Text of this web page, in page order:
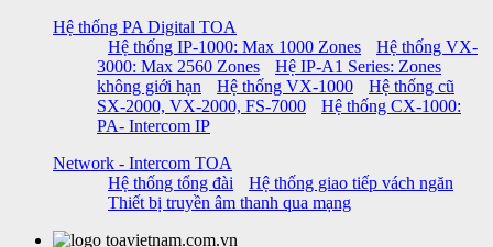
Hệ thống PA Digital TOA
Hệ thống IP-1000: Max 1000 Zones
Hệ thống VX-
3000: Max 2560 Zones
Hệ IP-A1 Series: Zones
không giới hạn
Hệ thống VX-1000
Hệ thống cũ
SX-2000, VX-2000, FS-7000
Hệ thống CX-1000:
PA- Intercom IP
Network - Intercom TOA
Hệ thống tổng đài
Hệ thống giao tiếp vách ngăn
Thiết bị truyền âm thanh qua mạng